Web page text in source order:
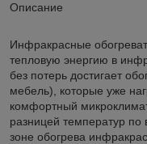
Описание
Инфракрасные
тепловую энергию в
без потерь достигает
мебель), которые уже
комфортный
разницей температур
зоне обогрева